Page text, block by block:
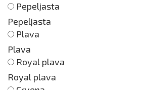
Pepeljasta
Pepeljasta
Plava
Plava
Royal plava
Royal plava